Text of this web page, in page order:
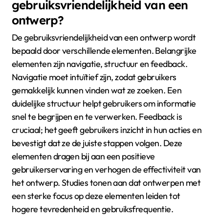
gebruiksvriendelijkheid van een
ontwerp?
De gebruiksvriendelijkheid van een ontwerp wordt
bepaald door verschillende elementen. Belangrijke
elementen zijn navigatie, structuur en feedback.
Navigatie moet intuïtief zijn, zodat gebruikers
gemakkelijk kunnen vinden wat ze zoeken. Een
duidelijke structuur helpt gebruikers om informatie
snel te begrijpen en te verwerken. Feedback is
cruciaal; het geeft gebruikers inzicht in hun acties en
bevestigt dat ze de juiste stappen volgen. Deze
elementen dragen bij aan een positieve
gebruikerservaring en verhogen de effectiviteit van
het ontwerp. Studies tonen aan dat ontwerpen met
een sterke focus op deze elementen leiden tot
hogere tevredenheid en gebruiksfrequentie.